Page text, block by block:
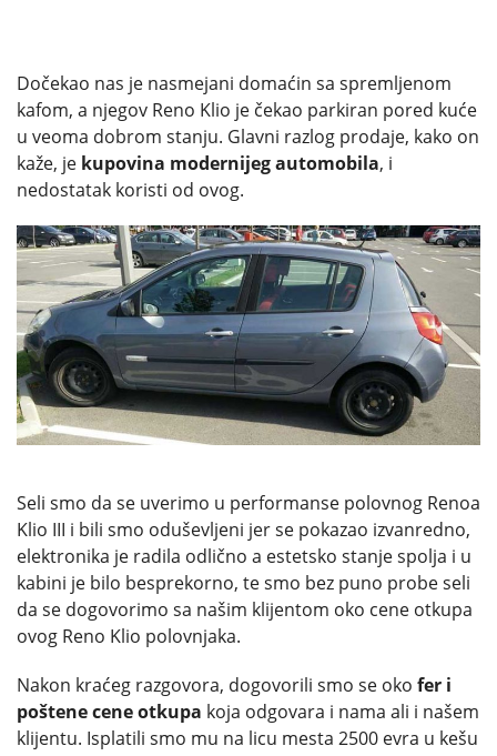
Dočekao nas je nasmejani domaćin sa spremljenom
kafom, a njegov Reno Klio je čekao parkiran pored kuće
u veoma dobrom stanju. Glavni razlog prodaje, kako on
kaže, je kupovina modernijeg automobila, i
nedostatak koristi od ovog.
Seli smo da se uverimo u performanse polovnog Renoa
Klio III i bili smo oduševljeni jer se pokazao izvanredno,
elektronika je radila odlično a estetsko stanje spolja i u
kabini je bilo besprekorno, te smo bez puno probe seli
da se dogovorimo sa našim klijentom oko cene otkupa
ovog Reno Klio polovnjaka.
Nakon kraćeg razgovora, dogovorili smo se oko fer i
poštene cene otkupa koja odgovara i nama ali i našem
klijentu. Isplatili smo mu na licu mesta 2500 evra u kešu